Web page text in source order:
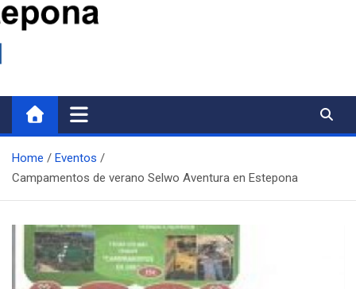
Home
Eventos
Campamentos de verano Selwo Aventura en Estepona